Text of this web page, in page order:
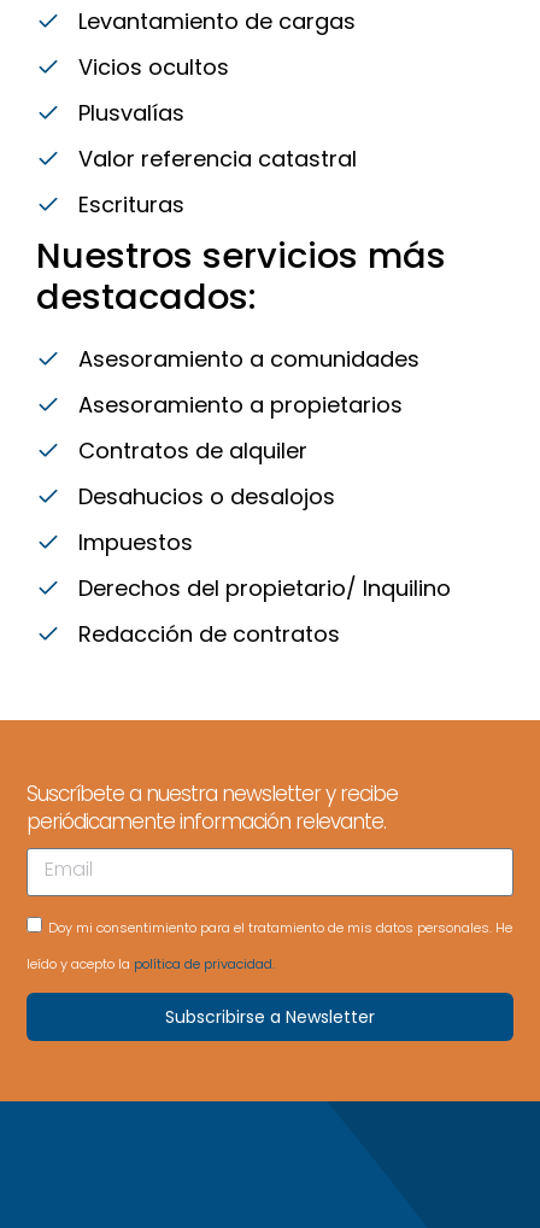
Nuestros servicios más
destacados:
Asesoramiento a comunidades
Asesoramiento a propietarios
Contratos de alquiler
Desahucios o desalojos
Impuestos
Derechos del propietario/ Inquilino
Redacción de contratos
Levantamiento de cargas
Vicios ocultos
Plusvalías
Valor referencia catastral
Escrituras
Suscríbete a nuestra newsletter y recibe
periódicamente información relevante.
Doy mi consentimiento para el tratamiento de mis datos personales. He
leído y acepto la política de privacidad.
Subscribirse a Newsletter